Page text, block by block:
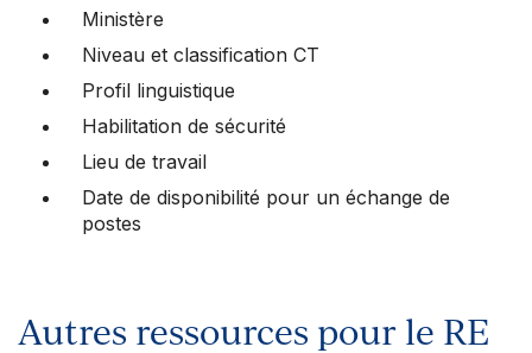
Ministère
Niveau et classification CT
Profil linguistique
Habilitation de sécurité
Lieu de travail
Date de disponibilité pour un échange de
postes
Autres ressources pour le RE